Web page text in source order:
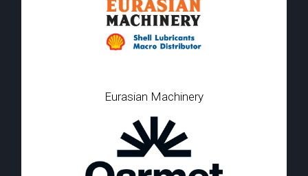
Eurasian Machinery